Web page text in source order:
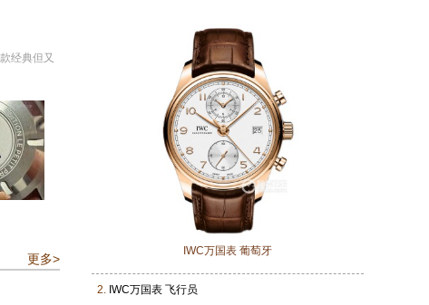
经典但又
更多>
IWC万国表 葡萄牙
2. IWC万国表 飞行员